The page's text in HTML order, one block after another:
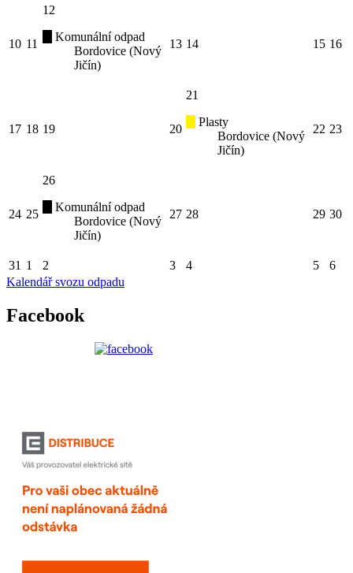
10 11
12
Komunální odpad
Bordovice (Nový
Jičín)
13 14 15 16
17 18 19 20
21
Plasty
Bordovice (Nový
Jičín)
22 23
24 25
26
Komunální odpad
Bordovice (Nový
Jičín)
27 28 29 30
31 1 2 3 4 5
6
Kalendář svozu odpadu
Facebook